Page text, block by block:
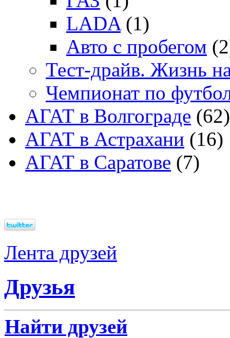
LADA (1)
Авто с пробегом
Тест-драйв. Жизнь
Чемпионат по
АГАТ в Волгограде (62)
АГАТ в Астрахани (16)
АГАТ в Саратове (7)
Лента друзей
Друзья
Найти друзей